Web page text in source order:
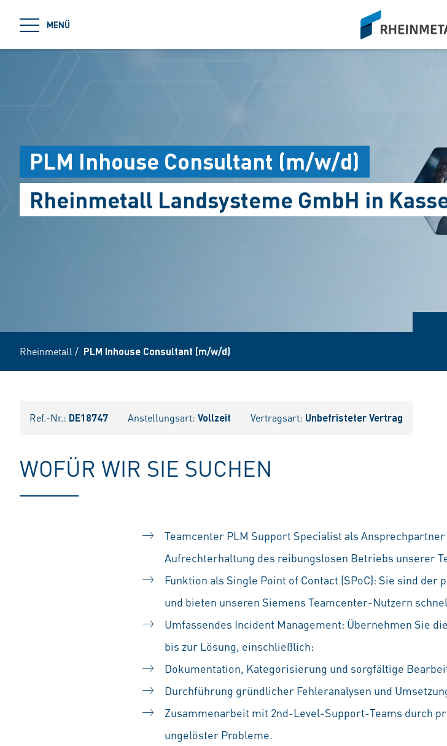
MENÜ
siteLogo
PLM Inhouse Consultant (m/w/d)
Rheinmetall Landsysteme GmbH in
Rheinmetall / PLM Inhouse Consultant (m/w/d)
Ref.-Nr.: DE18747 Anstellungsart: Vollzeit Vertragsart: Unbefristeter Vertrag
WOFÜR WIR SIE SUCHEN
Teamcenter PLM Support Specialist als
Aufrechterhaltung des reibungslosen Betriebs unserer
Funktion als Single Point of Contact (SPoC): Sie sind
und bieten unseren Siemens Teamcenter-Nutzern
Umfassendes Incident Management: Übernehmen Sie
bis zur Lösung, einschließlich:
Dokumentation, Kategorisierung und sorgfältige
Durchführung gründlicher Fehleranalysen und
Zusammenarbeit mit 2nd-Level-Support-Teams durch
ungelöster Probleme.